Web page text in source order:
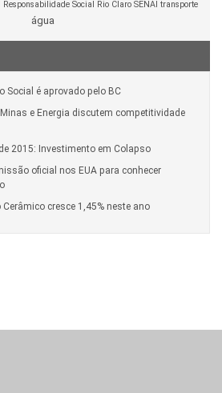
Responsabilidade Social Rio Claro SENAI transporte
água
Social é aprovado pelo BC
Minas e Energia discutem competitividade
2015: Investimento em Colapso
oficial nos EUA para conhecer
cresce 1,45% neste ano